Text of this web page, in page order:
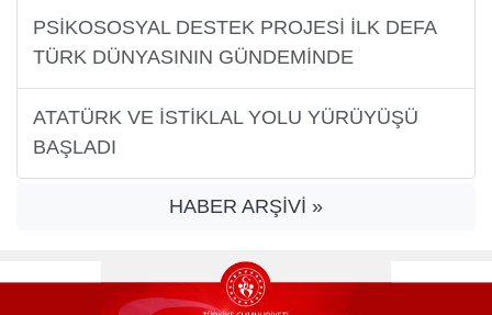
PSİKOSOSYAL DESTEK PROJESİ İLK DEFA
TÜRK DÜNYASININ GÜNDEMİNDE
ATATÜRK VE İSTİKLAL YOLU YÜRÜYÜŞÜ
BAŞLADI
HABER ARŞİVİ »